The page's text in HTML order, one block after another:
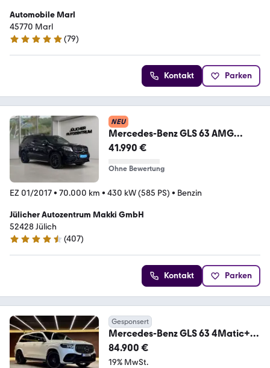
Automobile Marl
45770 ­­­Marl
5 Sterne
(79)
Kontakt Parken
NEU
Mercedes-Benz GLS 63 AMG
4Matic, 7-Sitzer, Insp. Neu
41.990 €
Ohne Bewertung
EZ 01/2017• 70.000 km • 430 kW (585 PS) • Benzin
Jülicher Autozentrum Makki GmbH
52428 Jülich
4.4 Sterne
(407)
Kontakt Parken
Gesponsert
Mercedes-Benz GLS 63 4Matic+
4.0 V8
Pano/Burmester/R23/6Sitz/
84.900 €
19% MwSt.